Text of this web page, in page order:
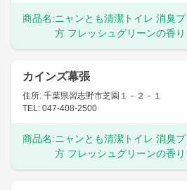
商品名:ニャンとも清潔トイレ 消臭
方 フレッシュグリーンの香り
カインズ幕張
住所: 千葉県習志野市芝園１－２－１
TEL: 047-408-2500
商品名:ニャンとも清潔トイレ 消臭
方 フレッシュグリーンの香り